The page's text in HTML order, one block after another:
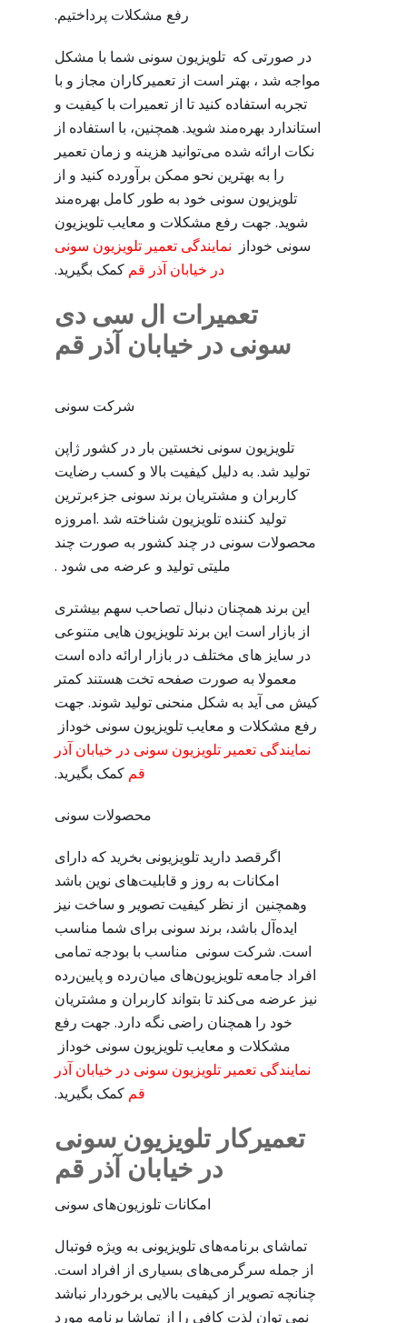
رفع مشکلات پرداختیم.
در صورتی که تلویزیون سونی شما با مشکل
مواجه شد ، بهتر است از تعمیرکاران مجاز و با
تجربه استفاده کنید تا از تعمیرات با کیفیت و
استاندارد بهره‌مند شوید. همچنین، با استفاده از
نکات ارائه شده می‌توانید هزینه و زمان تعمیر
را به بهترین نحو ممکن برآورده کنید و از
تلویزیون سونی خود به طور کامل بهره‌مند
شوید. جهت رفع مشکلات و معایب تلویزیون
سونی خوداز نمایندگی تعمیر تلویزیون سونی
در خیابان آذر قم کمک بگیرید.
تعمیرات ال سی دی
سونی در خیابان آذر قم
شرکت سونی
تلویزیون سونی نخستین بار در کشور ژاپن
تولید شد. به دلیل کیفیت بالا و کسب رضایت
کاربران و مشتریان برند سونی جزءبرترین
تولید کننده تلویزیون شناخته شد .امروزه
محصولات سونی در چند کشور به صورت چند
ملیتی تولید و عرضه می شود .
این برند همچنان دنبال تصاحب سهم بیشتری
از بازار است این برند تلویزیون هایی متنوعی
در سایز های مختلف در بازار ارائه داده است
معمولا به صورت صفحه تخت هستند کمتر
کیش می آید به شکل منحنی تولید شوند. جهت
رفع مشکلات و معایب تلویزیون سونی خوداز
نمایندگی تعمیر تلویزیون سونی در خیابان آذر
قم کمک بگیرید.
محصولات سونی
اگرقصد دارید تلویزیونی بخرید که دارای
امکانات به روز و قابلیت‌های نوین باشد
وهمچنین از نظر کیفیت تصویر و ساخت نیز
ایده‌آل باشد، برند سونی برای شما مناسب
است. شرکت سونی مناسب با بودجه تمامی
افراد جامعه تلویزیون‌های میان‌رده و پایین‌رده
نیز عرضه می‌کند تا بتواند کاربران و مشتریان
خود را همچنان راضی نگه دارد. جهت رفع
مشکلات و معایب تلویزیون سونی خوداز
نمایندگی تعمیر تلویزیون سونی در خیابان آذر
قم کمک بگیرید.
تعمیرکار تلویزیون سونی
در خیابان آذر قم
امکانات تلوزیون‌های سونی
تماشای برنامه‌های تلویزیونی به ویژه فوتبال
از جمله سرگرمی‌های بسیاری از افراد است.
چنانچه تصویر از کیفیت بالایی برخوردار نباشد
نمی توان لذت کافی را از تماشا برنامه مورد